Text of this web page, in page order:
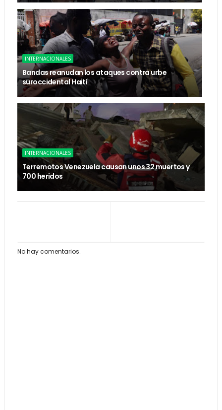
INTERNACIONALES
Bandas reanudan los ataques contra urbe
suroccidental Haití
INTERNACIONALES
Terremotos Venezuela causan unos 32 muertos y
700 heridos
No hay comentarios.